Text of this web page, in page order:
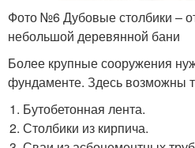
Фото №6 Дубовые столбики –
небольшой деревянной бани
Более крупные сооружения
фундаменте. Здесь возможны
Бутобетонная лента.
Столбики из кирпича.